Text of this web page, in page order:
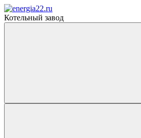
Котельный завод